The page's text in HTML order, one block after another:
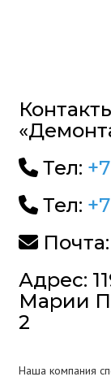
Тел:
Тел:
Почта:
Адрес:
Марии
2
Наша компания